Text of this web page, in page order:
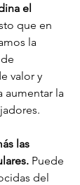
el
que en
la
valor y
aumentar la
las
Puede
del